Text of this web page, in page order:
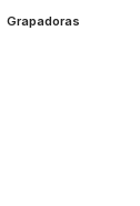
Grapadoras